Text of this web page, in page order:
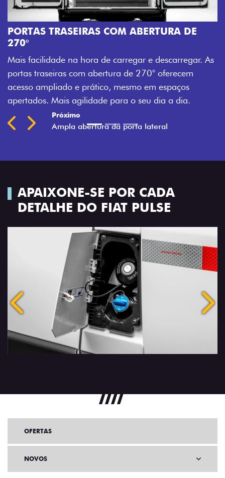
COM ABERTURA DE
na hora de carregar e descarregar. As
com abertura de 270° oferecem
e prático, mesmo em espaços
Mais agilidade para o seu dia a dia.
AMPLA
Mais
abertura da
trabalho mais
APAIXONE-SE POR CADA
DETALHE DO FIAT PULSE
Anterior
OFERTAS
NOVOS